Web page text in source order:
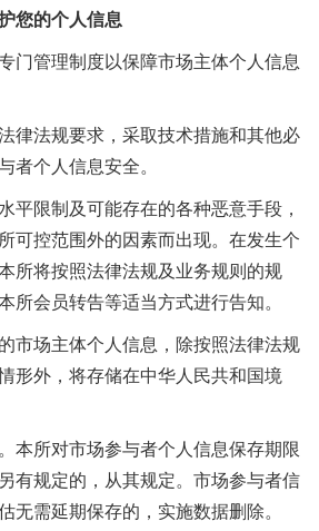
您的个人信息
管理制度以保障市场主体个人信息
法规要求，采取技术措施和其他必
者个人信息安全。
限制及可能存在的各种恶意手段，
可控范围外的因素而出现。在发生个
所将按照法律法规及业务规则的规
所会员转告等适当方式进行告知。
场主体个人信息，除按照法律法规
形外，将存储在中华人民共和国境
所对市场参与者个人信息保存期限
有规定的，从其规定。市场参与者信
无需延期保存的，实施数据删除。